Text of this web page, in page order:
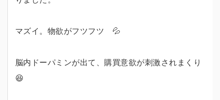
マズイ。物欲がフツフツ 💦
脳内ドーパミンが出て、購買意欲が刺激されまくり
😆